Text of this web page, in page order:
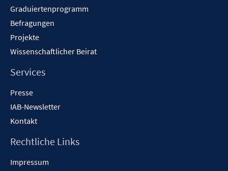
Graduiertenprogramm
Befragungen
Projekte
Wissenschaftlicher Beirat
Services
Presse
IAB-Newsletter
Kontakt
Rechtliche Links
Impressum